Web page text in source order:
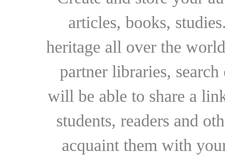
articles, books,
heritage all over the
partner libraries,
will be able to share a
students, readers and
acquaint them with